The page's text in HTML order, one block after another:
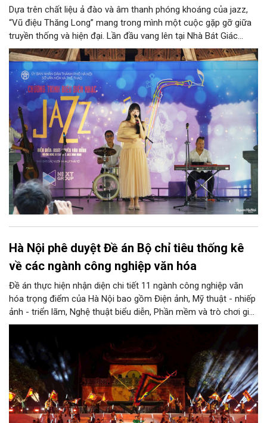
Dựa trên chất liệu ả đào và âm thanh phóng khoáng của jazz,
“Vũ điệu Thăng Long” mang trong mình một cuộc gặp gỡ giữa
truyền thống và hiện đại. Lần đầu vang lên tại Nhà Bát Giác
trong chương trình “Âm nhạc cuối tuần”, tác phẩm của NSƯT
Quyền Văn Minh không chỉ gợi nhắc về một Hà Nội giàu trầm
tích văn hóa, mà còn cho thấy những giá trị truyền thống ấy
đang được tiếp thêm sức sống mới trong nhịp sống hôm nay.
Hà Nội phê duyệt Đề án Bộ chỉ tiêu thống kê
về các ngành công nghiệp văn hóa
Đề án thực hiện nhận diện chi tiết 11 ngành công nghiệp văn
hóa trọng điểm của Hà Nội bao gồm Điện ảnh, Mỹ thuật - nhiếp
ảnh - triển lãm, Nghệ thuật biểu diễn, Phần mềm và trò chơi giải
trí, Quảng cáo, Thủ công mỹ nghệ, Du lịch văn hóa, Thiết kế
Ẩm thực mang nét đặc thù của Thủ đô.